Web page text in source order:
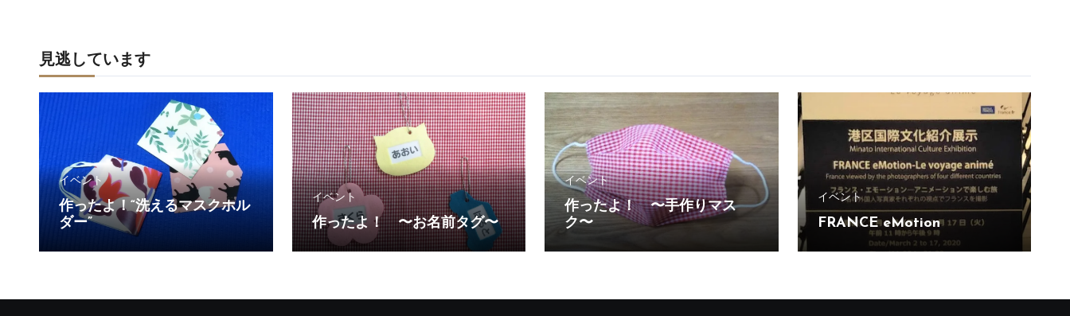
見逃しています
イベント
作ったよ！“洗えるマスクホル
ダー”
イベント
作ったよ！ 〜お名前タグ〜
イベント
作ったよ！ 〜手作りマス
ク〜
イベント
FRANCE eMotion